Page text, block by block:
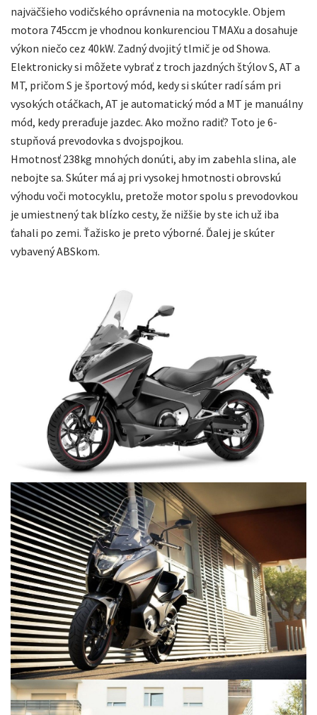
najväčšieho vodičského oprávnenia na motocykle. Objem
motora 745ccm je vhodnou konkurenciou TMAXu a dosahuje
výkon niečo cez 40kW. Zadný dvojitý tlmič je od Showa.
Elektronicky si môžete vybrať z troch jazdných štýlov S, AT a
MT, pričom S je športový mód, kedy si skúter radí sám pri
vysokých otáčkach, AT je automatický mód a MT je manuálny
mód, kedy preraďuje jazdec. Ako možno radiť? Toto je 6-
stupňová prevodovka s dvojspojkou.
Hmotnosť 238kg mnohých donúti, aby im zabehla slina, ale
nebojte sa. Skúter má aj pri vysokej hmotnosti obrovskú
výhodu voči motocyklu, pretože motor spolu s prevodovkou
je umiestnený tak blízko cesty, že nižšie by ste ich už iba
ťahali po zemi. Ťažisko je preto výborné. Ďalej je skúter
vybavený ABSkom.